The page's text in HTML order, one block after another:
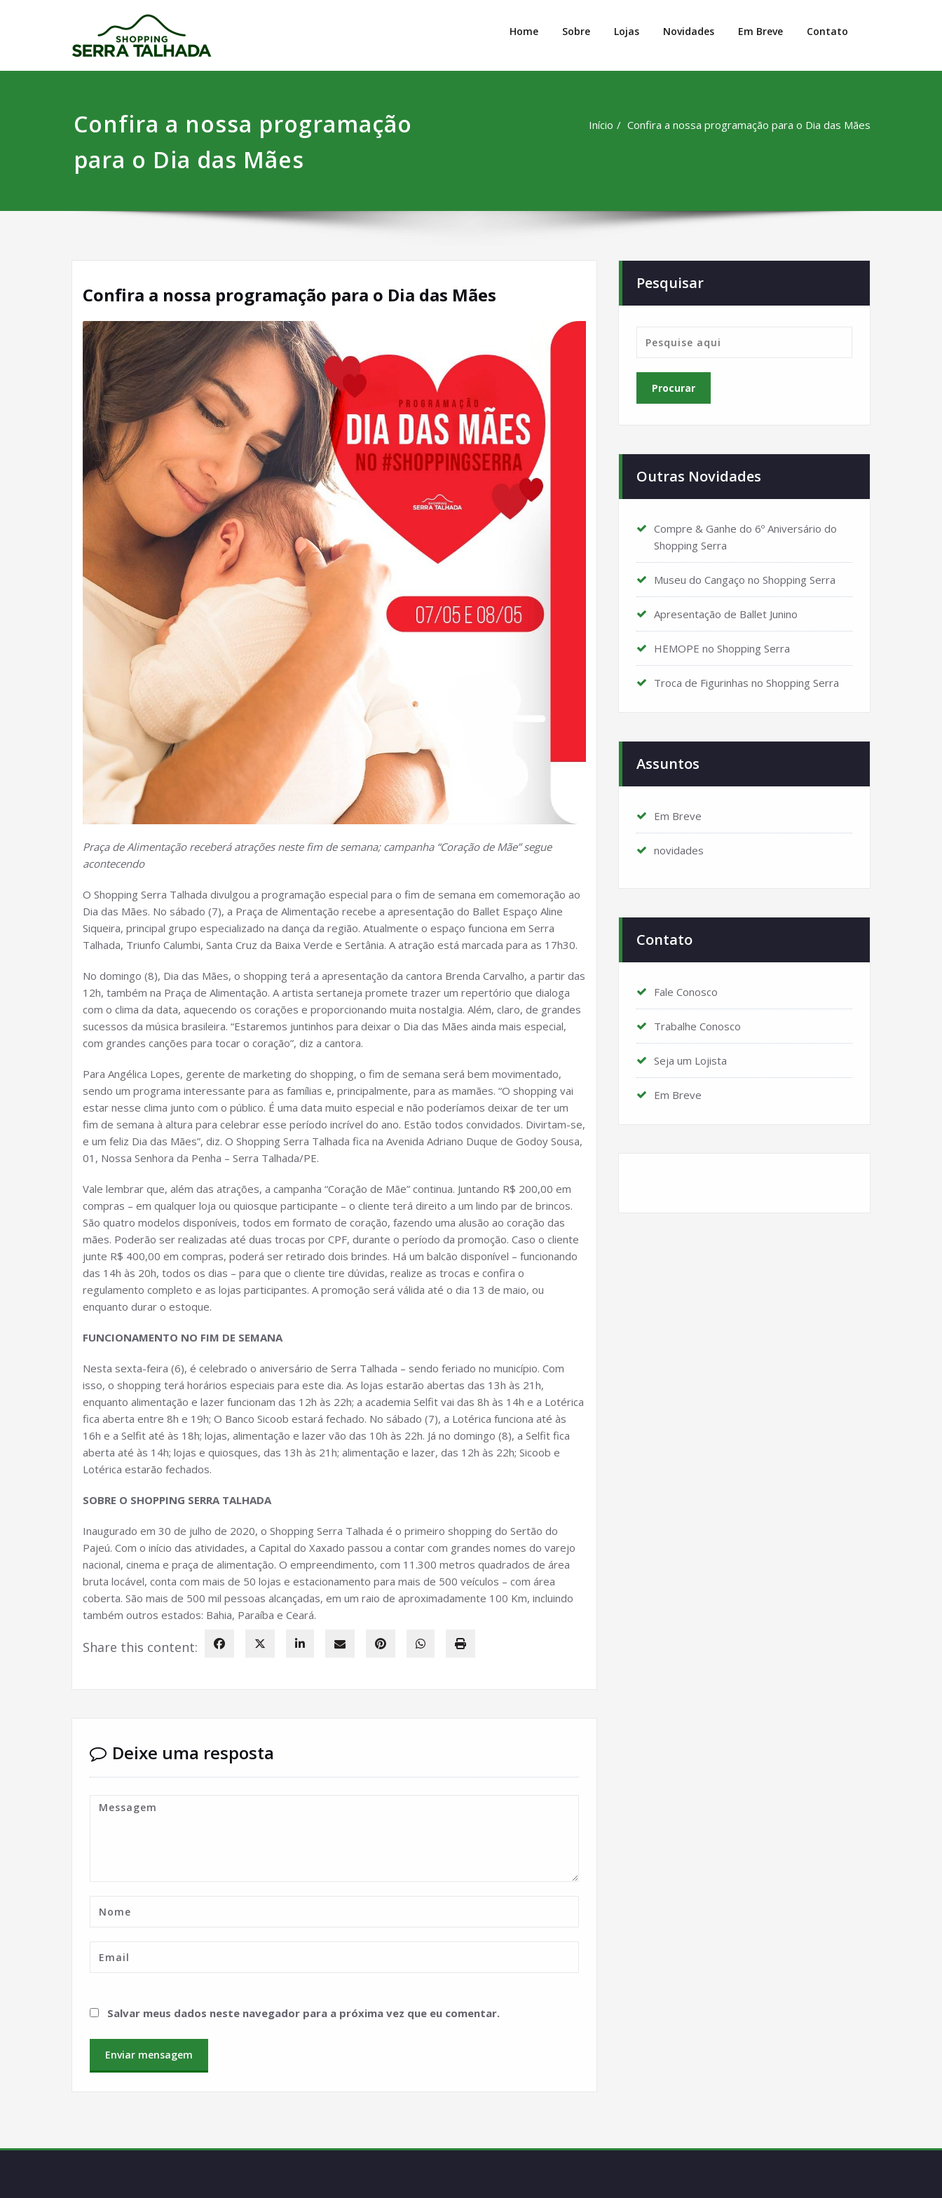
Home Sobre Lojas Novidades Em Breve Contato
Confira a nossa programação
para o Dia das Mães
Início Confira a nossa programação para o Dia das Mães
Confira a nossa programação para o Dia das Mães
Praça de Alimentação receberá atrações neste fim de semana; campanha “Coração de Mãe” segue
acontecendo
O Shopping Serra Talhada divulgou a programação especial para o fim de semana em comemoração ao
Dia das Mães. No sábado (7), a Praça de Alimentação recebe a apresentação do Ballet Espaço Aline
Siqueira, principal grupo especializado na dança da região. Atualmente o espaço funciona em Serra
Talhada, Triunfo Calumbi, Santa Cruz da Baixa Verde e Sertânia. A atração está marcada para as 17h30.
No domingo (8), Dia das Mães, o shopping terá a apresentação da cantora Brenda Carvalho, a partir das
12h, também na Praça de Alimentação. A artista sertaneja promete trazer um repertório que dialoga
com o clima da data, aquecendo os corações e proporcionando muita nostalgia. Além, claro, de grandes
sucessos da música brasileira. “Estaremos juntinhos para deixar o Dia das Mães ainda mais especial,
com grandes canções para tocar o coração”, diz a cantora.
Para Angélica Lopes, gerente de marketing do shopping, o fim de semana será bem movimentado,
sendo um programa interessante para as famílias e, principalmente, para as mamães. “O shopping vai
estar nesse clima junto com o público. É uma data muito especial e não poderíamos deixar de ter um
fim de semana à altura para celebrar esse período incrível do ano. Estão todos convidados. Divirtam-se,
e um feliz Dia das Mães”, diz. O Shopping Serra Talhada fica na Avenida Adriano Duque de Godoy Sousa,
01, Nossa Senhora da Penha – Serra Talhada/PE.
Vale lembrar que, além das atrações, a campanha “Coração de Mãe” continua. Juntando R$ 200,00 em
compras – em qualquer loja ou quiosque participante – o cliente terá direito a um lindo par de brincos.
São quatro modelos disponíveis, todos em formato de coração, fazendo uma alusão ao coração das
mães. Poderão ser realizadas até duas trocas por CPF, durante o período da promoção. Caso o cliente
junte R$ 400,00 em compras, poderá ser retirado dois brindes. Há um balcão disponível – funcionando
das 14h às 20h, todos os dias – para que o cliente tire dúvidas, realize as trocas e confira o
regulamento completo e as lojas participantes. A promoção será válida até o dia 13 de maio, ou
enquanto durar o estoque.
FUNCIONAMENTO NO FIM DE SEMANA
Nesta sexta-feira (6), é celebrado o aniversário de Serra Talhada – sendo feriado no município. Com
isso, o shopping terá horários especiais para este dia. As lojas estarão abertas das 13h às 21h,
enquanto alimentação e lazer funcionam das 12h às 22h; a academia Selfit vai das 8h às 14h e a Lotérica
fica aberta entre 8h e 19h; O Banco Sicoob estará fechado. No sábado (7), a Lotérica funciona até às
16h e a Selfit até às 18h; lojas, alimentação e lazer vão das 10h às 22h. Já no domingo (8), a Selfit fica
aberta até às 14h; lojas e quiosques, das 13h às 21h; alimentação e lazer, das 12h às 22h; Sicoob e
Lotérica estarão fechados.
SOBRE O SHOPPING SERRA TALHADA
Inaugurado em 30 de julho de 2020, o Shopping Serra Talhada é o primeiro shopping do Sertão do
Pajeú. Com o início das atividades, a Capital do Xaxado passou a contar com grandes nomes do varejo
nacional, cinema e praça de alimentação. O empreendimento, com 11.300 metros quadrados de área
bruta locável, conta com mais de 50 lojas e estacionamento para mais de 500 veículos – com área
coberta. São mais de 500 mil pessoas alcançadas, em um raio de aproximadamente 100 Km, incluindo
também outros estados: Bahia, Paraíba e Ceará.
Share this content:
Deixe uma resposta
Salvar meus dados neste navegador para a próxima vez que eu comentar.
Pesquisar
Outras Novidades
Compre & Ganhe do 6º Aniversário do
Shopping Serra
Museu do Cangaço no Shopping Serra
Apresentação de Ballet Junino
HEMOPE no Shopping Serra
Troca de Figurinhas no Shopping Serra
Assuntos
Em Breve
novidades
Contato
Fale Conosco
Trabalhe Conosco
Seja um Lojista
Em Breve